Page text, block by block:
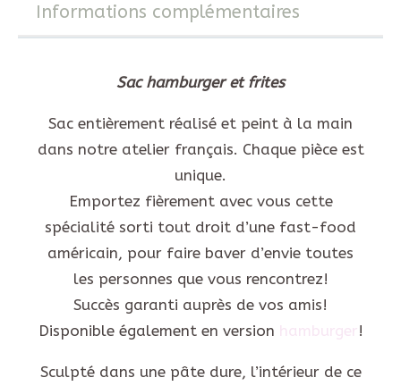
Informations complémentaires
Sac hamburger et frites
Sac entièrement réalisé et peint à la main
dans notre atelier français. Chaque pièce est
unique.
Emportez fièrement avec vous cette
spécialité sorti tout droit d’une fast-food
américain, pour faire baver d’envie toutes
les personnes que vous rencontrez!
Succès garanti auprès de vos amis!
Disponible également en version hamburger!
Sculpté dans une pâte dure, l’intérieur de ce